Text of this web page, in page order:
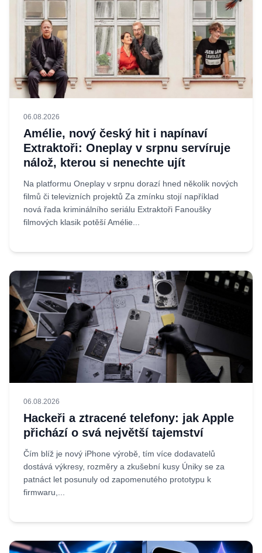
06.08.2026
Amélie, nový český hit i napínaví
Extraktoři: Oneplay v srpnu servíruje
nálož, kterou si nenechte ujít
Na platformu Oneplay v srpnu dorazí hned několik nových
filmů či televizních projektů Za zmínku stojí například
nová řada kriminálního seriálu Extraktoři Fanoušky
filmových klasik potěší Amélie...
06.08.2026
Hackeři a ztracené telefony: jak Apple
přichází o svá největší tajemství
Čím blíž je nový iPhone výrobě, tím více dodavatelů
dostává výkresy, rozměry a zkušební kusy Úniky se za
patnáct let posunuly od zapomenutého prototypu k
firmwaru,...